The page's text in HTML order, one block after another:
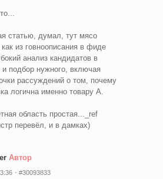
статью, думал, тут мясо
из говноописания в фиде
анализ кандидатов в
подбор нужного, включая
рассуждений о том, почему
логична именно товару А.
область простая..._ref
перевёл, и в дамках)
Автор
#30093833